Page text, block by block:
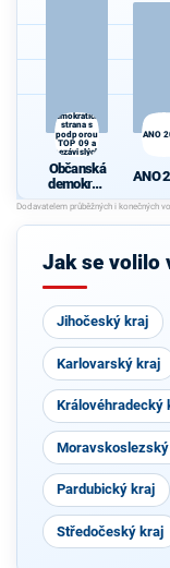
demokratická
strana s
podporou
TOP 09 a
nezávislých
starostů
Občanská
demokrati
cká strana
s podporou
TOP 09 a
h starostů
ANO
ANO
Jak se volilo
Jihočeský kraj
Karlovarský kraj
Královéhradecký
Pardubický kraj
Středočeský kraj